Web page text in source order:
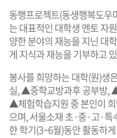
동행프로젝트(동생행복도우
는 대표적인 대학생 멘토 자
양한 분야의 재능을 지닌 대
게 지식과 재능을 기부하고
봉사를 희망하는 대학(원)
실, ▲중학교방과후 공부방,
▲체험학습지원 중 본인이
으며, 서울소재 초·중·고·
한 학기(3~6월)동안 활동하